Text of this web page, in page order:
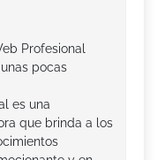
Profesional
pocas
es una
que brinda a los